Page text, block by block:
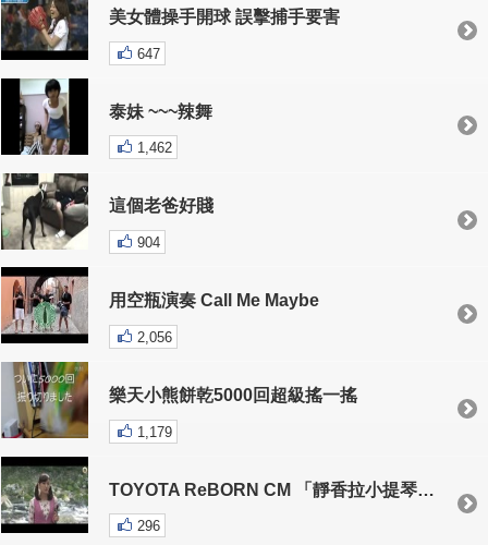
美女體操手開球 誤擊捕手要害
647
泰妹 ~~~辣舞
1,462
這個老爸好賤
904
用空瓶演奏 Call Me Maybe
2,056
樂天小熊餅乾5000回超級搖一搖
1,179
TOYOTA ReBORN CM 「靜香拉小提琴」篇 30s (繁中)
296